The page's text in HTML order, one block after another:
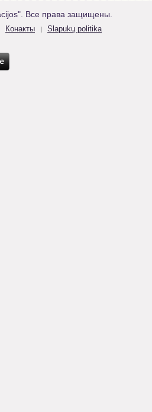
Все права защищены.
Конакты | Slapukų politika